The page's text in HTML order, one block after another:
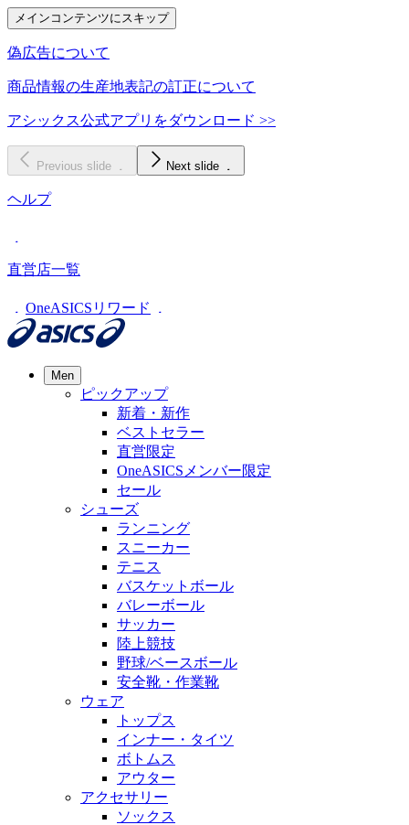
メインコンテンツにスキップ
偽広告について
商品情報の生産地表記の訂正について
アシックス公式アプリをダウンロード >>
Previous slide Next slide
ヘルプ
直営店一覧
OneASICSリワード
Men
ピックアップ
新着・新作
ベストセラー
直営限定
OneASICSメンバー限定
セール
シューズ
ランニング
スニーカー
テニス
バスケットボール
バレーボール
サッカー
陸上競技
野球/ベースボール
安全靴・作業靴
ウェア
トップス
インナー・タイツ
ボトムス
アウター
アクセサリー
ソックス